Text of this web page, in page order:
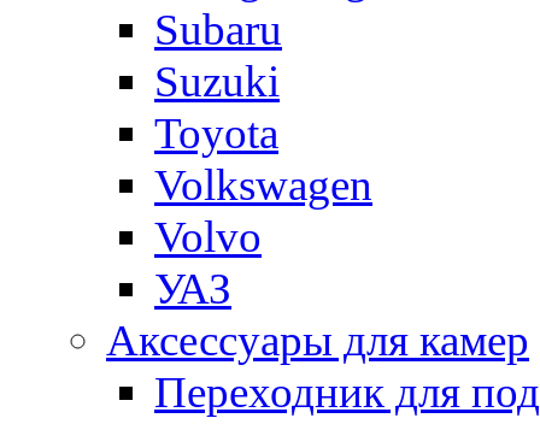
Subaru
Suzuki
Toyota
Volkswagen
Volvo
УАЗ
Аксессуары для камер
Переходник для